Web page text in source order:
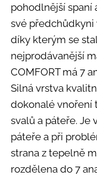
pohodlnější spaní
své
díky kterým se
nejprodávanější
COMFORT má 7
Silná vrstva
dokonalé vnoření
svalů a páteře. Je
páteře a při
strana z tepelně
rozdělena do 7